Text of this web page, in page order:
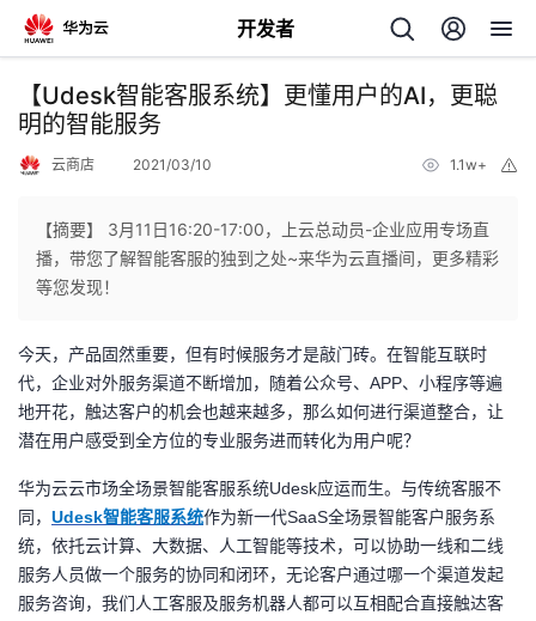
开发者
返
回
个
人
主
我
的
发
者
【Udesk智能客服系统】更懂用户的AI，更聪
明的智能服务
云商店 2021/03/10 1.1w+
【摘要】 3月11日16:20-17:00，上云总动员-企业应用专场直
播，带您了解智能客服的独到之处~来华为云直播间，更多精彩
等您发现！
今天，产品固然重要，但有时候服务才是敲门砖。在智能互联时
代，企业对外服务渠道不断增加，随着公众号、APP、小程序等遍
地开花，触达客户的机会也越来越多，那么如何进行渠道整合，让
潜在用户感受到全方位的专业服务进而转化为用户呢？
华为云云市场全场景智能客服系统Udesk应运而生。与传统客服不
同， Udesk智能客服系统作为新一代SaaS全场景智能客户服务系
统，依托云计算、大数据、人工智能等技术，可以协助一线和二线
服务人员做一个服务的协同和闭环，无论客户通过哪一个渠道发起
服务咨询，我们人工客服及服务机器人都可以互相配合直接触达客